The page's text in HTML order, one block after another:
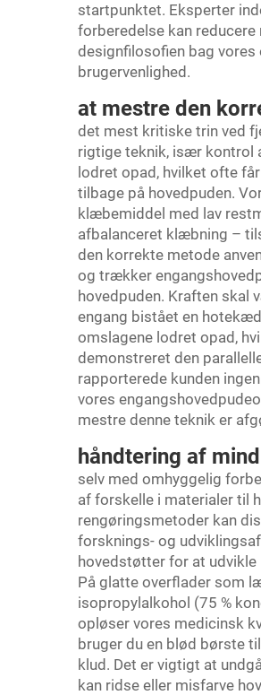
startpunktet. Eksperter
forberedelse kan
designfilosofien bag
brugervenlighed.
at mestre den
det mest kritiske trin ved
rigtige teknik, især kontrol
lodret opad, hvilket ofte
tilbage på hovedpuden.
klæbemiddel med lav
afbalanceret klæbning –
den korrekte metode
og trækker
hovedpuden. Kraften skal
engang bistået en
omslagene lodret opad,
demonstreret den
rapporterede kunden
vores
mestre denne teknik er
håndtering af
selv med omhyggelig
af forskelle i materialer til
rengøringsmetoder kan
forsknings- og
hovedstøtter for at
På glatte overflader som
isopropylalkohol (75 %
opløser vores medicinsk
bruger du en blød børste
klud. Det er vigtigt at
kan ridse eller misfarve